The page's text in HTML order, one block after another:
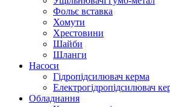
Фольє вставка
Хомути
Хрестовини
Шайби
Шланги
Насоси
Гідропідсилювач керма
Електрогідропідсилювач
Обладнання